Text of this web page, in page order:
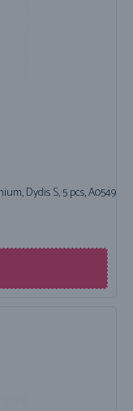
Dydis S, 5 pcs, A0549